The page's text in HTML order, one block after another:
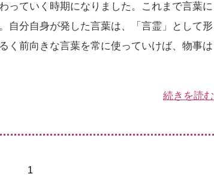
っていく時期になりました。これまで言葉に
自分自身が発した言葉は、「言霊」として形
く前向きな言葉を常に使っていけば、物事は
続きを読む
1